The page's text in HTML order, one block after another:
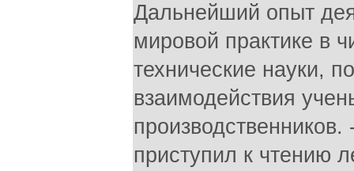
Дальнейший опыт
мировой практике в
технические науки,
взаимодействия
приступил к чтению